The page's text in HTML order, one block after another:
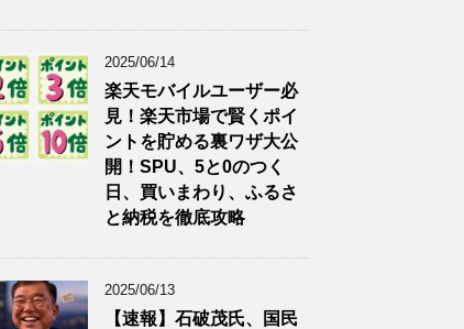
2025/06/14
楽天モバイルユーザー必
見！楽天市場で賢くポイ
ントを貯める裏ワザ大公
開！SPU、5と0のつく
日、買いまわり、ふるさ
と納税を徹底攻略
2025/06/13
【速報】石破茂氏、国民